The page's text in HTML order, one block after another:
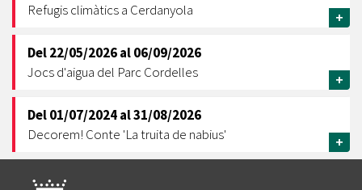
Refugis climàtics a Cerdanyola
+
Del22/05/2026al06/09/2026
Jocs d'aigua del Parc Cordelles
+
Del01/07/2024al31/08/2026
Decorem! Conte 'La truita de nabius'
+